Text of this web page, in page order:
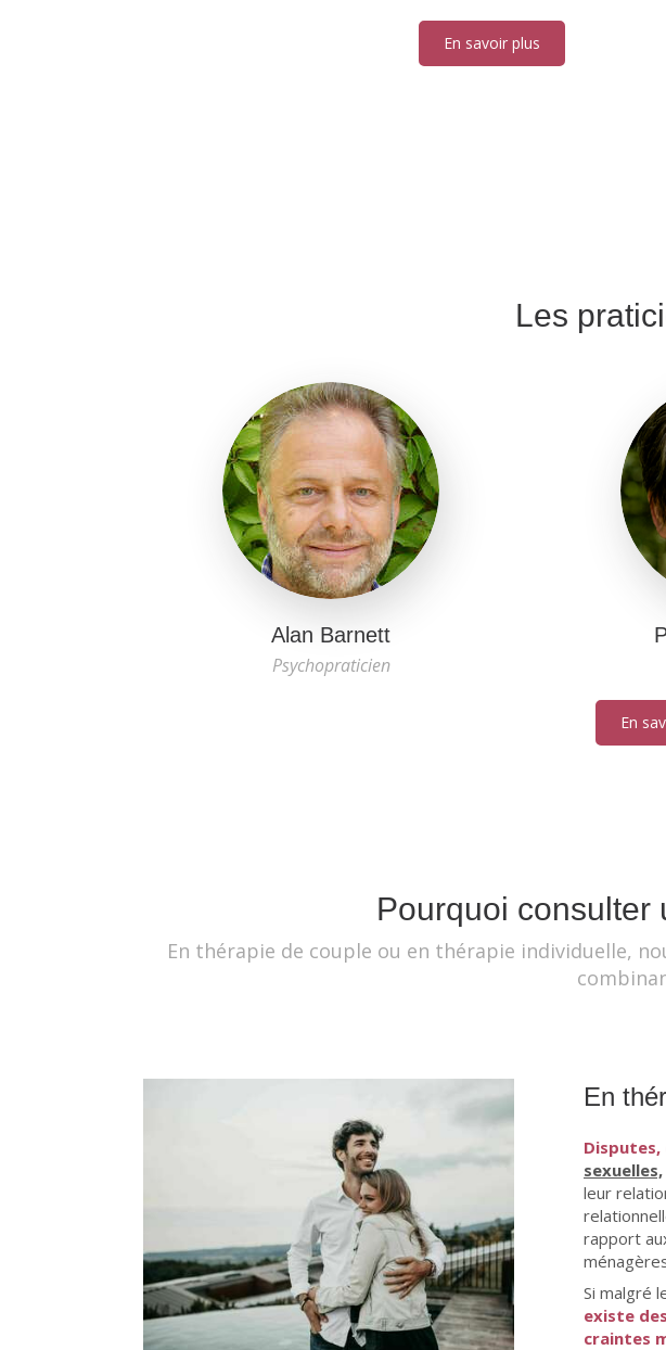
En savoir plus
Les
Alan Barnett
Psychopraticien
En
Pourquoi consulter
En thérapie de couple ou en thérapie individuelle,
En
sexuelles,
leur
rapport
Si malgré
existe
craintes